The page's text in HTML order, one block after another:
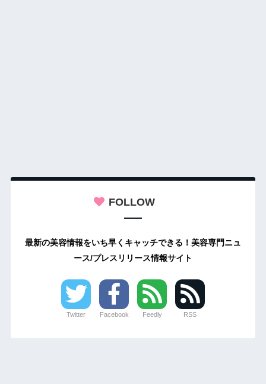
FOLLOW
最新の美容情報をいち早くキャッチできる！美容専門ニュ
ース/プレスリリース情報サイト
Twitter Facebook Feedly RSS